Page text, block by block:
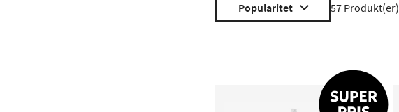
Popularitet 57 Produkt(er)